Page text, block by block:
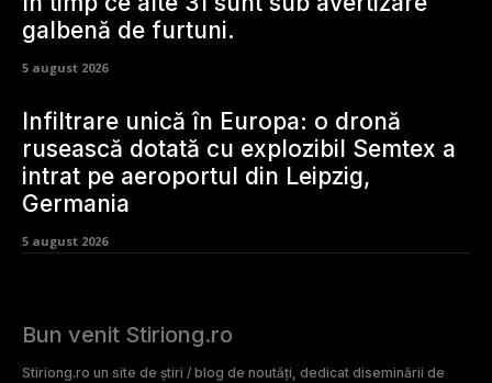
galbenă de furtuni.
5 august 2026
Infiltrare unică în Europa: o dronă
rusească dotată cu explozibil Semtex a
intrat pe aeroportul din Leipzig,
Germania
5 august 2026
Bun venit Stiriong.ro
Stiriong.ro un site de știri / blog de noutăți, dedicat diseminării de